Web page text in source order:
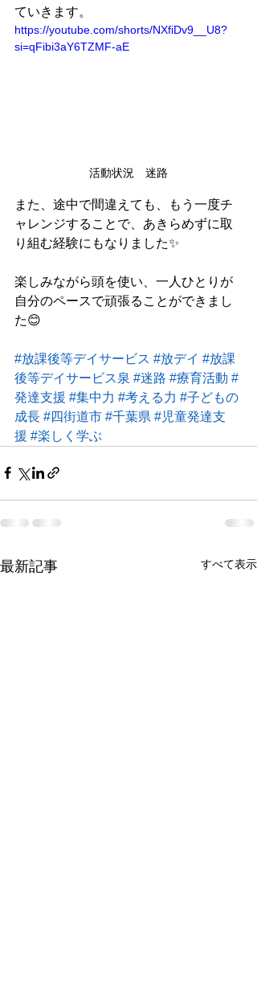
ていきます。
https://youtube.com/shorts/NXfiDv9__U8?
si=qFibi3aY6TZMF-aE
活動状況　迷路
また、途中で間違えても、もう一度チ
ャレンジすることで、あきらめずに取
り組む経験にもなりました✨
楽しみながら頭を使い、一人ひとりが
自分のペースで頑張ることができまし
た😊
#放課後等デイサービス #放デイ #放課
後等デイサービス泉 #迷路 #療育活動 #
発達支援 #集中力 #考える力 #子どもの
成長 #四街道市 #千葉県 #児童発達支
援 #楽しく学ぶ
最新記事 すべて表示